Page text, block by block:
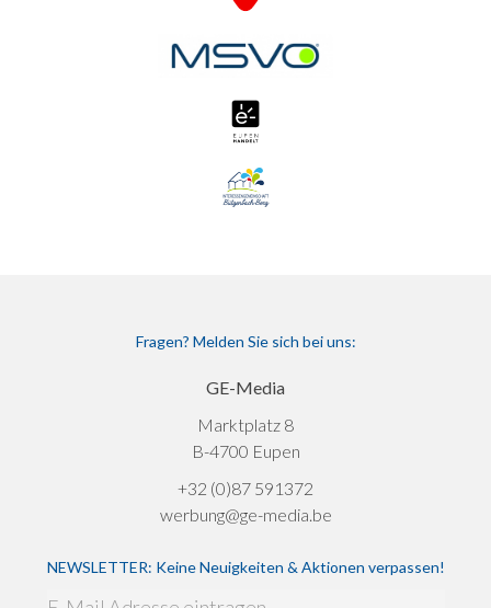
Fragen? Melden Sie sich bei uns:
GE-Media
Marktplatz 8
B-4700 Eupen
+32 (0)87 591372
werbung@ge-media.be
NEWSLETTER: Keine Neuigkeiten & Aktionen verpassen!